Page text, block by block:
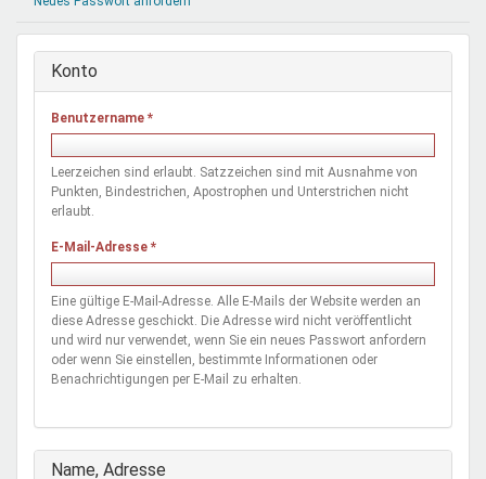
Schule & Beruf
Demokratie & Beteiligung
Konto
Benutzername *
Leerzeichen sind erlaubt. Satzzeichen sind mit Ausnahme von
Punkten, Bindestrichen, Apostrophen und Unterstrichen nicht
erlaubt.
E-Mail-Adresse *
Eine gültige E-Mail-Adresse. Alle E-Mails der Website werden an
diese Adresse geschickt. Die Adresse wird nicht veröffentlicht
und wird nur verwendet, wenn Sie ein neues Passwort anfordern
oder wenn Sie einstellen, bestimmte Informationen oder
Benachrichtigungen per E-Mail zu erhalten.
Ausblenden
Name, Adresse